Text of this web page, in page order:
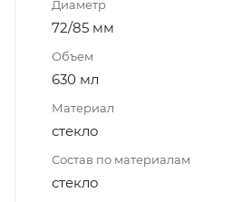
Диаметр
72/85 мм
Объем
630 мл
Материал
стекло
Состав по материалам
стекло